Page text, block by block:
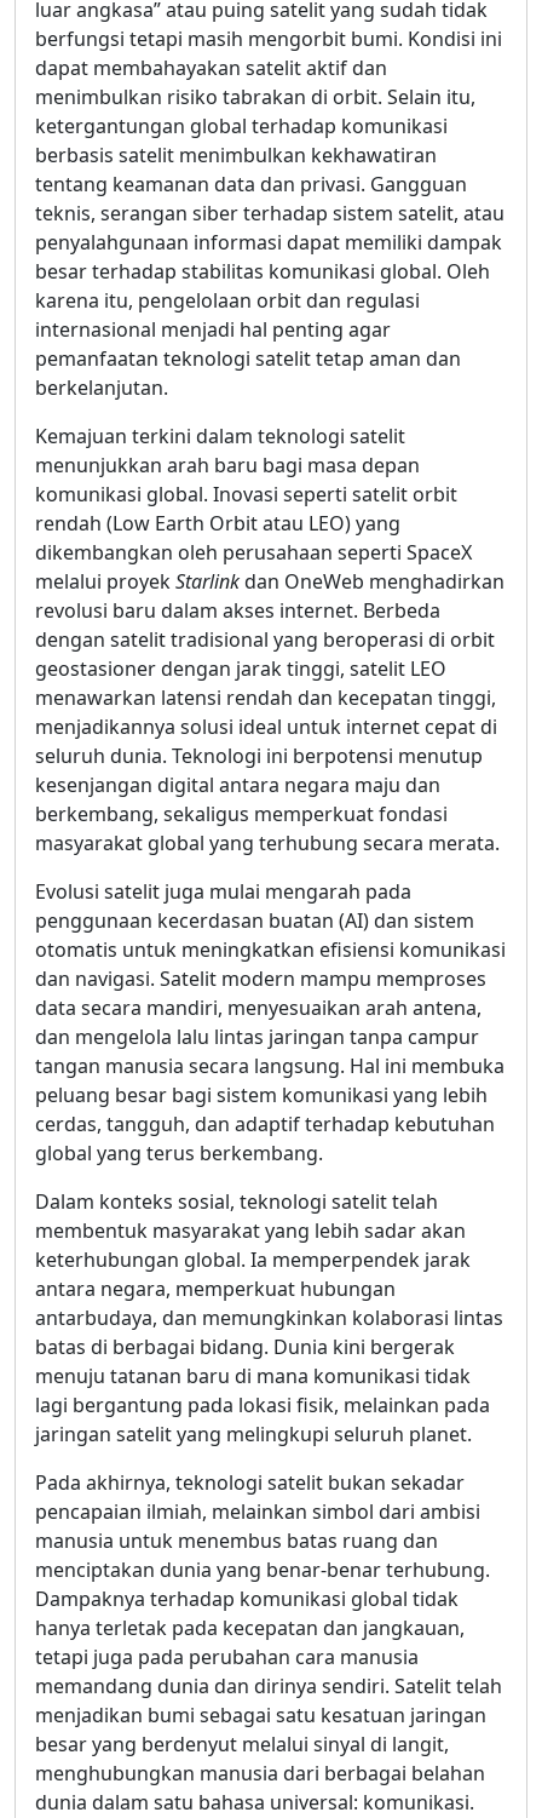
luar angkasa” atau puing satelit yang sudah tidak
berfungsi tetapi masih mengorbit bumi. Kondisi ini
dapat membahayakan satelit aktif dan
menimbulkan risiko tabrakan di orbit. Selain itu,
ketergantungan global terhadap komunikasi
berbasis satelit menimbulkan kekhawatiran
tentang keamanan data dan privasi. Gangguan
teknis, serangan siber terhadap sistem satelit, atau
penyalahgunaan informasi dapat memiliki dampak
besar terhadap stabilitas komunikasi global. Oleh
karena itu, pengelolaan orbit dan regulasi
internasional menjadi hal penting agar
pemanfaatan teknologi satelit tetap aman dan
berkelanjutan.
Kemajuan terkini dalam teknologi satelit
menunjukkan arah baru bagi masa depan
komunikasi global. Inovasi seperti satelit orbit
rendah (Low Earth Orbit atau LEO) yang
dikembangkan oleh perusahaan seperti SpaceX
melalui proyekStarlinkdan OneWeb menghadirkan
revolusi baru dalam akses internet. Berbeda
dengan satelit tradisional yang beroperasi di orbit
geostasioner dengan jarak tinggi, satelit LEO
menawarkan latensi rendah dan kecepatan tinggi,
menjadikannya solusi ideal untuk internet cepat di
seluruh dunia. Teknologi ini berpotensi menutup
kesenjangan digital antara negara maju dan
berkembang, sekaligus memperkuat fondasi
masyarakat global yang terhubung secara merata.
Evolusi satelit juga mulai mengarah pada
penggunaan kecerdasan buatan (AI) dan sistem
otomatis untuk meningkatkan efisiensi komunikasi
dan navigasi. Satelit modern mampu memproses
data secara mandiri, menyesuaikan arah antena,
dan mengelola lalu lintas jaringan tanpa campur
tangan manusia secara langsung. Hal ini membuka
peluang besar bagi sistem komunikasi yang lebih
cerdas, tangguh, dan adaptif terhadap kebutuhan
global yang terus berkembang.
Dalam konteks sosial, teknologi satelit telah
membentuk masyarakat yang lebih sadar akan
keterhubungan global. Ia memperpendek jarak
antara negara, memperkuat hubungan
antarbudaya, dan memungkinkan kolaborasi lintas
batas di berbagai bidang. Dunia kini bergerak
menuju tatanan baru di mana komunikasi tidak
lagi bergantung pada lokasi fisik, melainkan pada
jaringan satelit yang melingkupi seluruh planet.
Pada akhirnya, teknologi satelit bukan sekadar
pencapaian ilmiah, melainkan simbol dari ambisi
manusia untuk menembus batas ruang dan
menciptakan dunia yang benar-benar terhubung.
Dampaknya terhadap komunikasi global tidak
hanya terletak pada kecepatan dan jangkauan,
tetapi juga pada perubahan cara manusia
memandang dunia dan dirinya sendiri. Satelit telah
menjadikan bumi sebagai satu kesatuan jaringan
besar yang berdenyut melalui sinyal di langit,
menghubungkan manusia dari berbagai belahan
dunia dalam satu bahasa universal: komunikasi.